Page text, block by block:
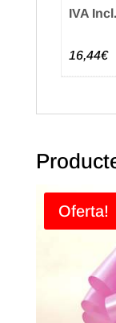
IVA Incl.
16,44€
Oferta!